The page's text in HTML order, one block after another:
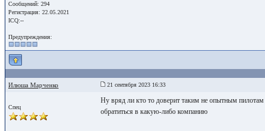
Сообщений: 294
Регистрация: 22.05.2021
ICQ:--
Предупреждения:
Илюша Марченко 21 сентября 2023 16:33
Спец
Ну вряд ли кто то доверит таким не опытным
обратиться в какую-либо компанию